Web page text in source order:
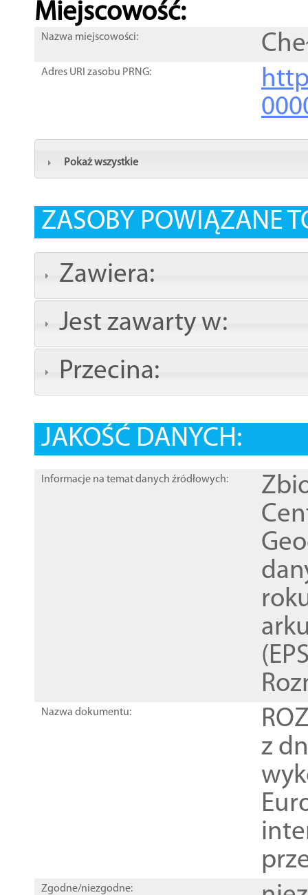
Miejscowość:
Nazwa miejscowości:
Adres URI zasobu PRNG:
Pokaż wszystkie
ZASOBY POWIĄZANE
Zawiera:
Jest zawarty w:
Przecina:
JAKOŚĆ DANYCH:
Informacje na temat danych źródłowych:
Nazwa dokumentu:
z
Zgodne/niezgodne: